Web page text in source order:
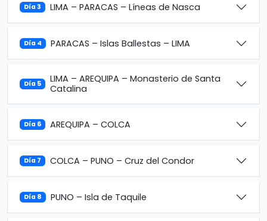
Día 3 LIMA – PARACAS – Líneas de Nasca
Día 4 PARACAS – Islas Ballestas – LIMA
Día 5
LIMA – AREQUIPA – Monasterio de Santa
Catalina
Día 6 AREQUIPA – COLCA
Día 7 COLCA – PUNO – Cruz del Condor
Día 8 PUNO – Isla de Taquile